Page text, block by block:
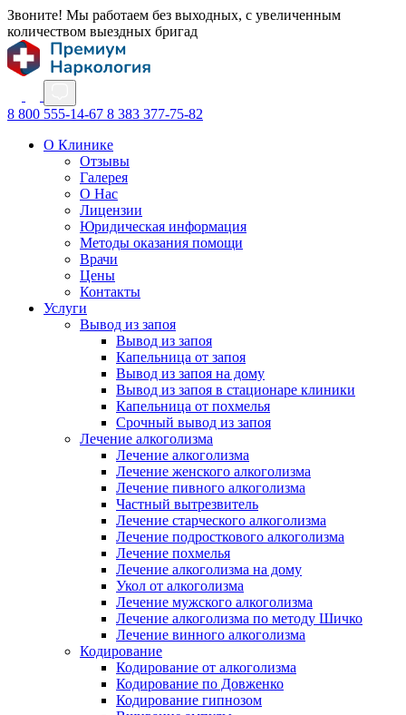
Звоните! Мы работаем без выходных, с увеличенным
количеством выездных бригад
8 800 555-14-67 8 383 377-75-82
О Клинике
Отзывы
Галерея
О Нас
Лицензии
Юридическая информация
Методы оказания помощи
Врачи
Цены
Контакты
Услуги
Вывод из запоя
Вывод из запоя
Капельница от запоя
Вывод из запоя на дому
Вывод из запоя в стационаре клиники
Капельница от похмелья
Срочный вывод из запоя
Лечение алкоголизма
Лечение алкоголизма
Лечение женского алкоголизма
Лечение пивного алкоголизма
Частный вытрезвитель
Лечение старческого алкоголизма
Лечение подросткового алкоголизма
Лечение похмелья
Лечение алкоголизма на дому
Укол от алкоголизма
Лечение мужского алкоголизма
Лечение алкоголизма по методу Шичко
Лечение винного алкоголизма
Кодирование
Кодирование от алкоголизма
Кодирование по Довженко
Кодирование гипнозом